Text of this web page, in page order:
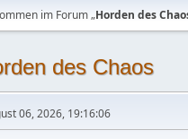
im Forum „Horden des
des Chaos
06, 2026, 19:16:06